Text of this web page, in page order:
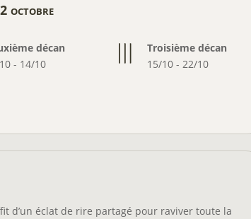
octobre
décan
- 14/10
Troisième décan
15/10 - 22/10
d’un éclat de rire partagé pour raviver toute la